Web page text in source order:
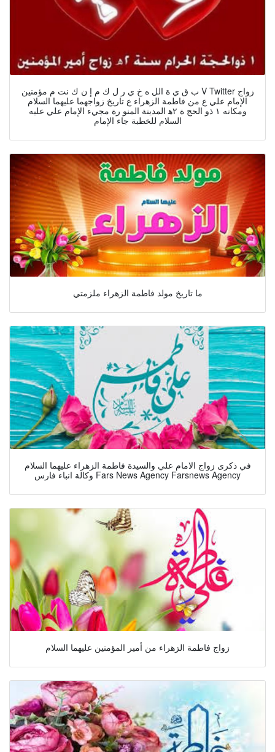
ب ق ي ة الل ه خ ي ر ل ك م إ ن ك نت م مؤمنين V Twitter زواج
الإمام علي ع من فاطمة الزهراء ع تاريخ زواجهما عليهما السلام
ومكانه ۱ ذو الحج ة ۲ﻫ المدينة المنو رة مجيء الإمام علي عليه
السلام للخطبة جاء الإمام
ما تاريخ مولد فاطمة الزهراء ملزمتي
في ذكرى زواج الامام علي والسيدة فاطمة الزهراء عليهما السلام
وكالة انباء فارس Fars News Agency Farsnews Agency
زواج فاطمة الزهراء من أمير المؤمنين عليهما السلام